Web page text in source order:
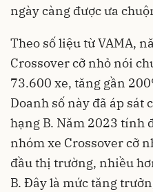
ngày càng được ưa
Theo số liệu từ VAMA,
Crossover cỡ nhỏ nói
73.600 xe, tăng gần
Doanh số này đã áp sát
hạng B. Năm 2023 tính
nhóm xe Crossover cỡ
đầu thị trường, nhiều
B. Đây là mức tăng